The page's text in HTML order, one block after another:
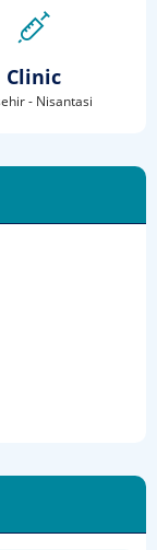
Clinic
- Nisantasi